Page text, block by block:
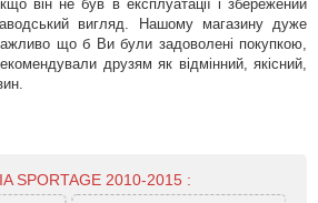
він не був в експлуатації і збережений
вигляд. Нашому магазину дуже
що б Ви були задоволені покупкою,
друзям як відмінний, якісний,
SPORTAGE 2010-2015 :